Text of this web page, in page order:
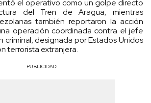
el operativo como un golpe directo
del Tren de Aragua, mientras
también reportaron la acción
operación coordinada contra el jefe
criminal, designada por Estados Unidos
terrorista extranjera.
PUBLICIDAD